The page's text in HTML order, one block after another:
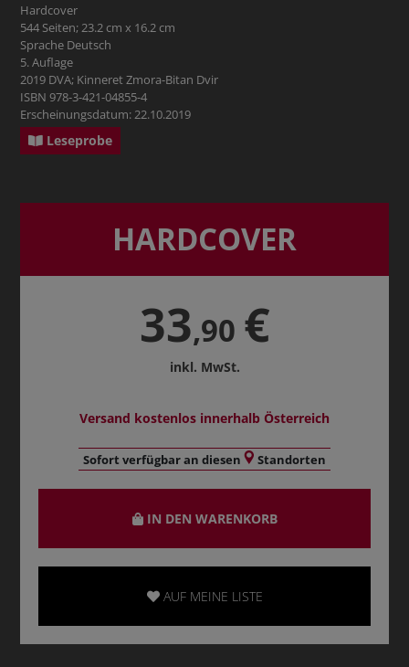
Hardcover
544 Seiten; 23.2 cm x 16.2 cm
Sprache Deutsch
5. Auflage
2019 DVA; Kinneret Zmora-Bitan Dvir
ISBN 978-3-421-04855-4
Erscheinungsdatum: 22.10.2019
Leseprobe
HARDCOVER
33,90 €
inkl. MwSt.
Versand kostenlos innerhalb Österreich
Sofort verfügbar an diesen Standorten
IN DEN WARENKORB
AUF MEINE LISTE